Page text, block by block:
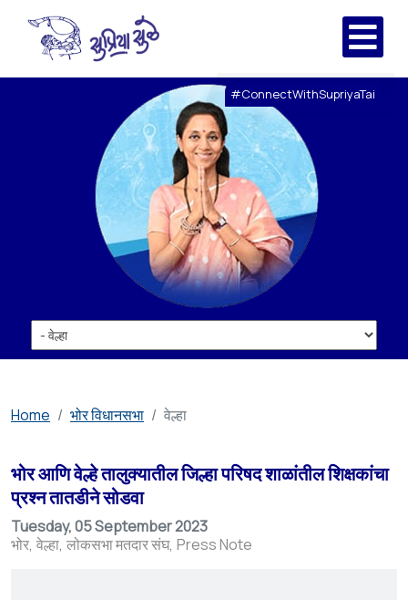
#ConnectWithSupriyaTai
Home भोर विधानसभा वेल्हा
भोर आणि वेल्हे तालुक्यातील जिल्हा परिषद शाळांतील शिक्षकांचा
प्रश्न तातडीने सोडवा
Tuesday, 05 September 2023
भोर वेल्हा लोकसभा मतदार संघ Press Note